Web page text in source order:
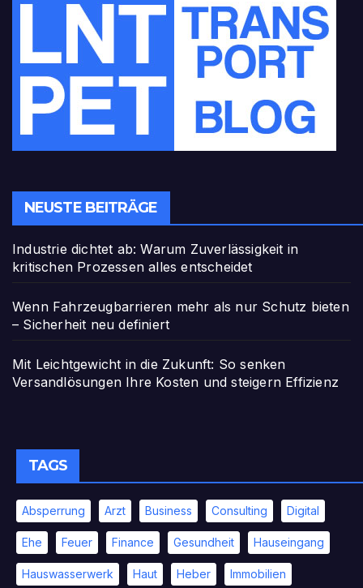
NEUSTE BEITRÄGE
Industrie dichtet ab: Warum Zuverlässigkeit in
kritischen Prozessen alles entscheidet
Wenn Fahrzeugbarrieren mehr als nur Schutz bieten
– Sicherheit neu definiert
Mit Leichtgewicht in die Zukunft: So senken
Versandlösungen Ihre Kosten und steigern Effizienz
TAGS
Absperrung Arzt Business Consulting Digital
Ehe Feuer Finance Gesundheit Hauseingang
Hauswasserwerk Haut Heber Immobilien